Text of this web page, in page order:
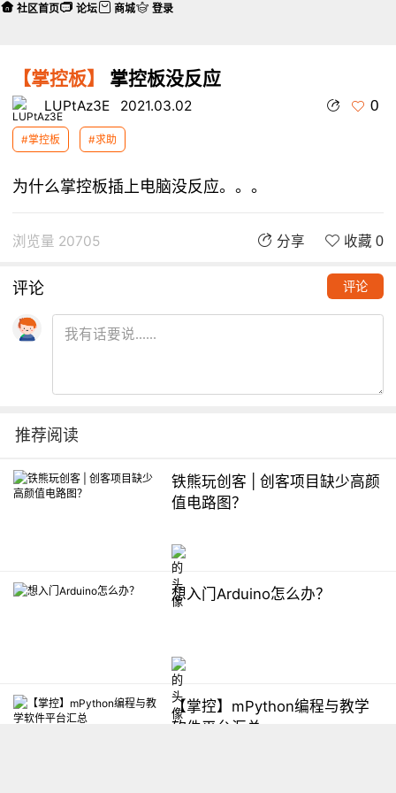
【掌控板】 掌控板没反应
LUPtAz3E 2021.03.02 0
#掌控板 #求助
为什么掌控板插上电脑没反应。。。
浏览量 20705 分享 收藏 0
评论 评论
推荐阅读
铁熊玩创客 | 创客项目缺少高颜
值电路图？
想入门Arduino怎么办？
【掌控】mPython编程与教学
软件平台汇总
社区首页 论坛 商城 登录